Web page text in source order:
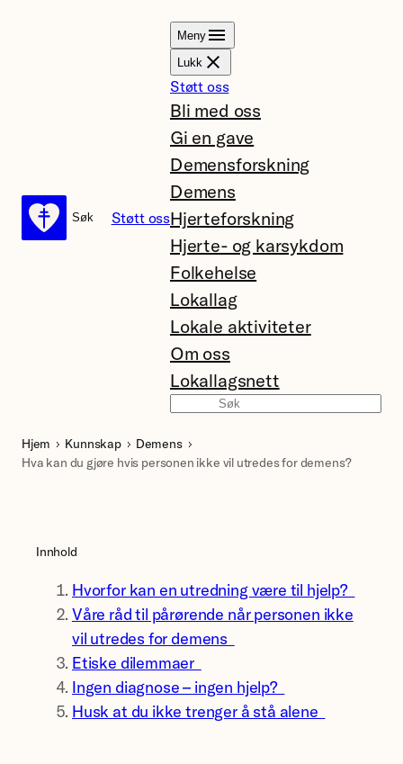
Søk
Søk Støtt oss
Meny
Lukk
Støtt oss
Bli med oss
Gi en gave
Demensforskning
Demens
Hjerteforskning
Hjerte- og karsykdom
Folkehelse
Lokallag
Lokale aktiviteter
Om oss
Lokallagsnett
Hjem Kunnskap
Demens
Hva kan du gjøre hvis personen ikke vil utredes for demens?
Innhold
Hvorfor kan en utredning være til hjelp?
Våre råd til pårørende når personen ikke
vil utredes for demens
Etiske dilemmaer
Ingen diagnose – ingen hjelp?
Husk at du ikke trenger å stå alene